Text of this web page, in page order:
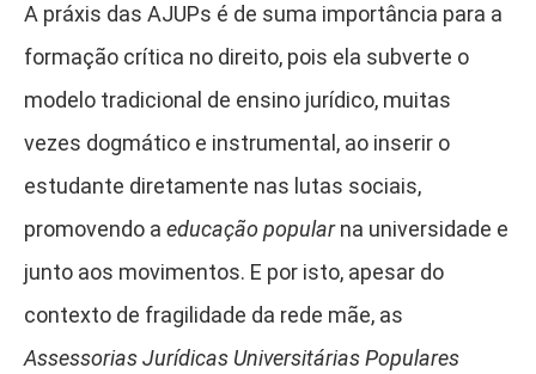
A práxis das AJUPs é de suma importância para a
formação crítica no direito, pois ela subverte o
modelo tradicional de ensino jurídico, muitas
vezes dogmático e instrumental, ao inserir o
estudante diretamente nas lutas sociais,
promovendo a educação popularna universidade e
junto aos movimentos. E por isto, apesar do
contexto de fragilidade da rede mãe, as
Assessorias Jurídicas Universitárias Populares